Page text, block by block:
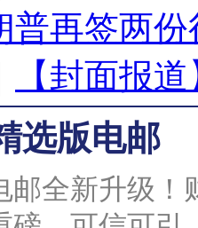
普再签两
【封面报
选版电邮
邮全新升级